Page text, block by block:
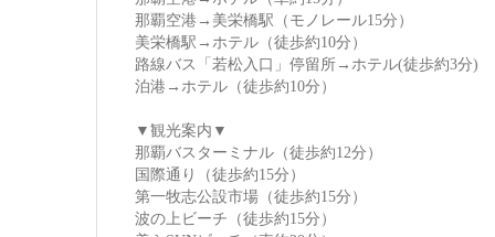
那覇空港→美栄橋駅（モノレール15分）
美栄橋駅→ホテル（徒歩約10分）
路線バス「若松入口」停留所→ホテル(徒歩約3分)
泊港→ホテル（徒歩約10分）
▼観光案内▼
那覇バスターミナル（徒歩約12分）
国際通り（徒歩約15分）
第一牧志公設市場（徒歩約15分）
波の上ビーチ（徒歩約15分）